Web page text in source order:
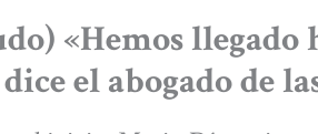
«Hemos
el abogado de